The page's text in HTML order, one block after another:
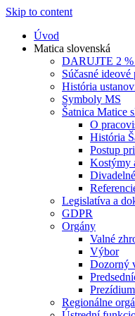
Skip to content
Úvod
Matica slovenská
DARUJTE 2
Súčasné ideové
História
Symboly MS
Šatnica Matice
O
História
Postup
Kostýmy
Legislatíva a
GDPR
Orgány
Valné
Výbor
Dozorný
Prezídium
Regionálne